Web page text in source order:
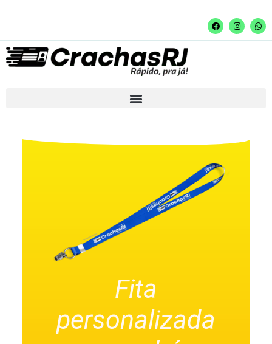
Fita
personalizada